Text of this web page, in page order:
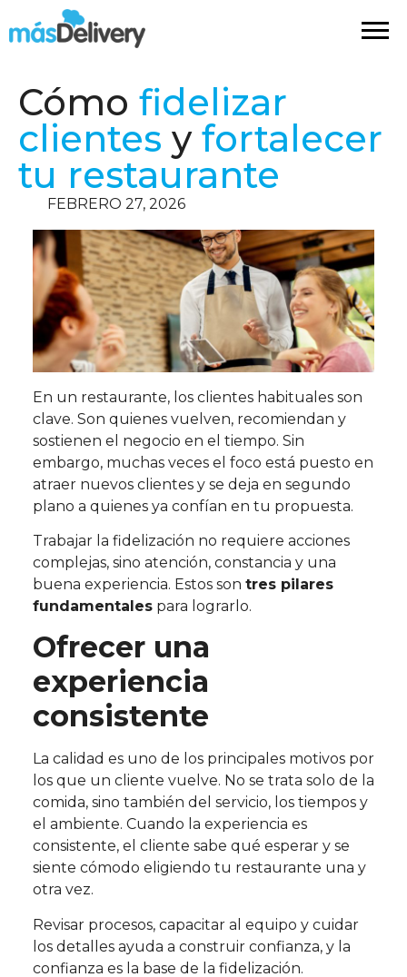
Cómo fidelizar
clientes y fortalecer
tu restaurante
FEBRERO 27, 2026
En un restaurante, los clientes habituales son
clave. Son quienes vuelven, recomiendan y
sostienen el negocio en el tiempo. Sin
embargo, muchas veces el foco está puesto en
atraer nuevos clientes y se deja en segundo
plano a quienes ya confían en tu propuesta.
Trabajar la fidelización no requiere acciones
complejas, sino atención, constancia y una
buena experiencia. Estos son tres pilares
fundamentales para lograrlo.
Ofrecer una
experiencia
consistente
La calidad es uno de los principales motivos por
los que un cliente vuelve. No se trata solo de la
comida, sino también del servicio, los tiempos y
el ambiente. Cuando la experiencia es
consistente, el cliente sabe qué esperar y se
siente cómodo eligiendo tu restaurante una y
otra vez.
Revisar procesos, capacitar al equipo y cuidar
los detalles ayuda a construir confianza, y la
confianza es la base de la fidelización.